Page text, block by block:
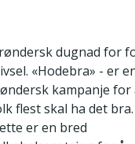
dugnad for
«Hodebra» - er
kampanje for
flest skal ha det bra.
er en bred